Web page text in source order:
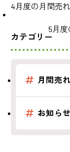
4月度の月間売
5月
カテゴリー
月間売
お知らせ